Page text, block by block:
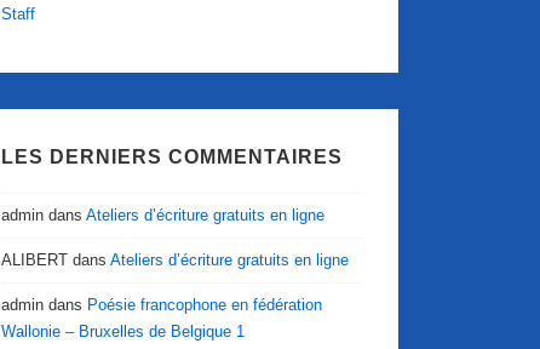
Staff
LES DERNIERS COMMENTAIRES
admin dansAteliers d’écriture gratuits en ligne
ALIBERT dansAteliers d’écriture gratuits en ligne
admin dans Poésie francophone en fédération
Wallonie – Bruxelles de Belgique 1